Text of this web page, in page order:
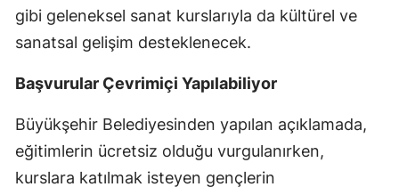
gibi geleneksel sanat kurslarıyla da kültürel ve
sanatsal gelişim desteklenecek.
Başvurular Çevrimiçi Yapılabiliyor
Büyükşehir Belediyesinden yapılan açıklamada,
eğitimlerin ücretsiz olduğu vurgulanırken,
kurslara katılmak isteyen gençlerin